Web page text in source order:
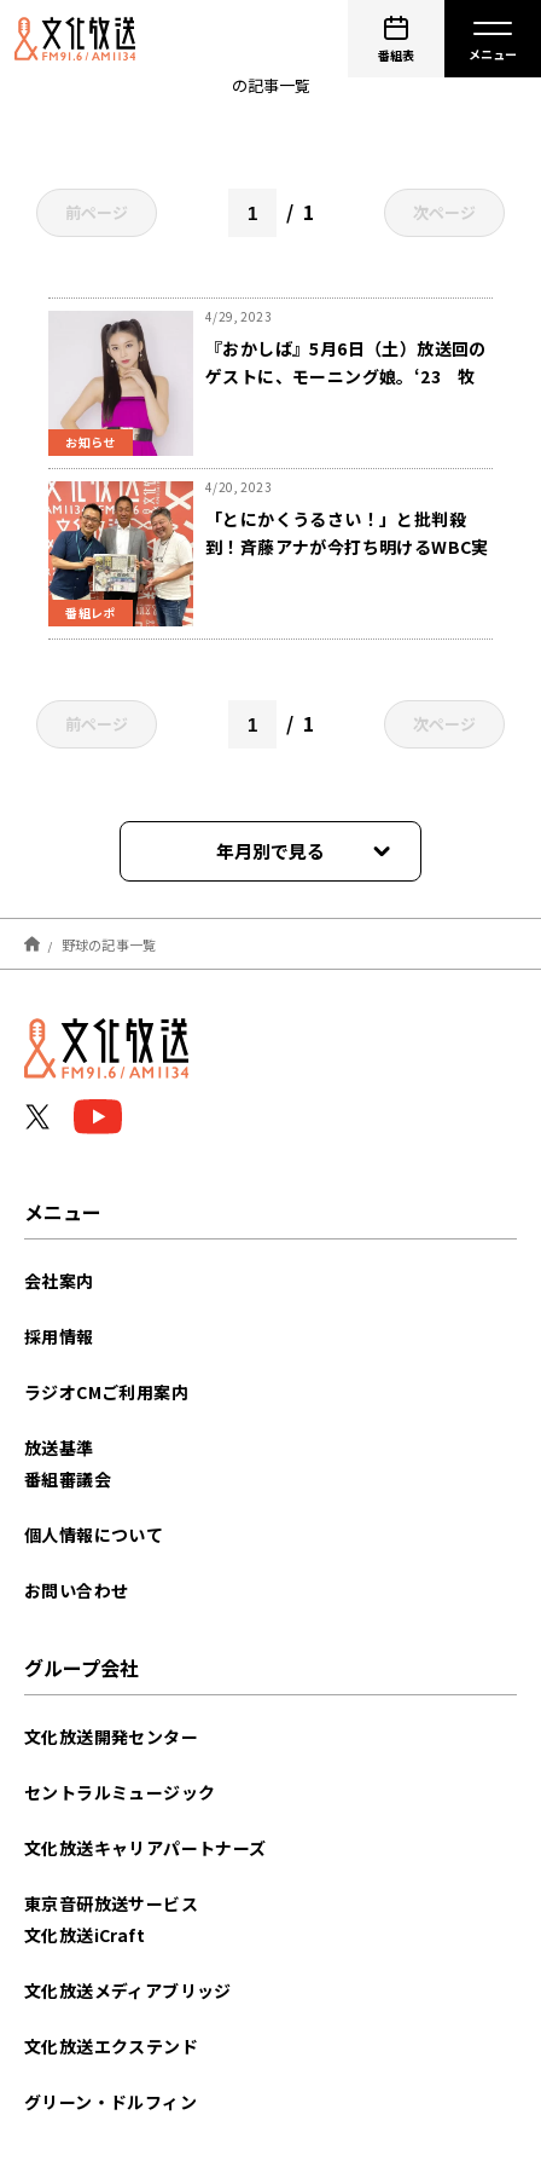
番組表
の記事一覧
前ページ 1 次ページ
お知らせ
4/29, 2023
『おかしば』5月6日（土）放送回の
ゲストに、モーニング娘。‘23 牧
番組レポ
4/20, 2023
「とにかくうるさい！」と批判殺
到！斉藤アナが今打ち明けるWBC実
前ページ 1 次ページ
年月別で見る
2026年07月
2026年04月
2026年03月
2024年05月
2023年10月
2023年05月
2023年04月
2023年03月
野球の記事一覧
メニュー
会社案内
採用情報
ラジオCMご利用案内
放送基準
番組審議会
個人情報について
お問い合わせ
グループ会社
文化放送開発センター
セントラルミュージック
文化放送キャリアパートナーズ
東京音研放送サービス
文化放送iCraft
文化放送メディアブリッジ
文化放送エクステンド
グリーン・ドルフィン